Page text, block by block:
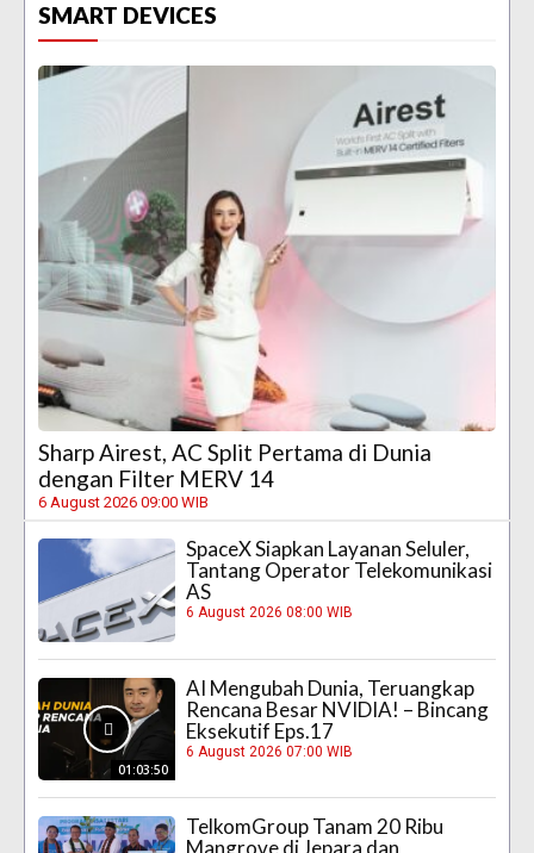
SMART DEVICES
Sharp Airest, AC Split Pertama di Dunia
dengan Filter MERV 14
6 August 2026 09:00 WIB
SpaceX Siapkan Layanan Seluler,
Tantang Operator Telekomunikasi
AS
6 August 2026 08:00 WIB
01:03:50
AI Mengubah Dunia, Teruangkap
Rencana Besar NVIDIA! – Bincang
Eksekutif Eps.17
6 August 2026 07:00 WIB
TelkomGroup Tanam 20 Ribu
Mangrove di Jepara dan